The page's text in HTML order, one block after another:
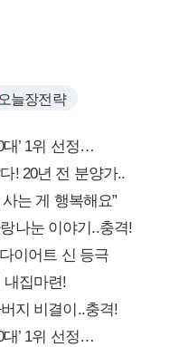
오늘장전략
대’ 1위 선정…
! 20년 전 분양가..
는 게 행복해요”
나눈 이야기..충격!
이어트 신 등극
내집마련!
지 비결이..충격!
대’ 1위 선정…